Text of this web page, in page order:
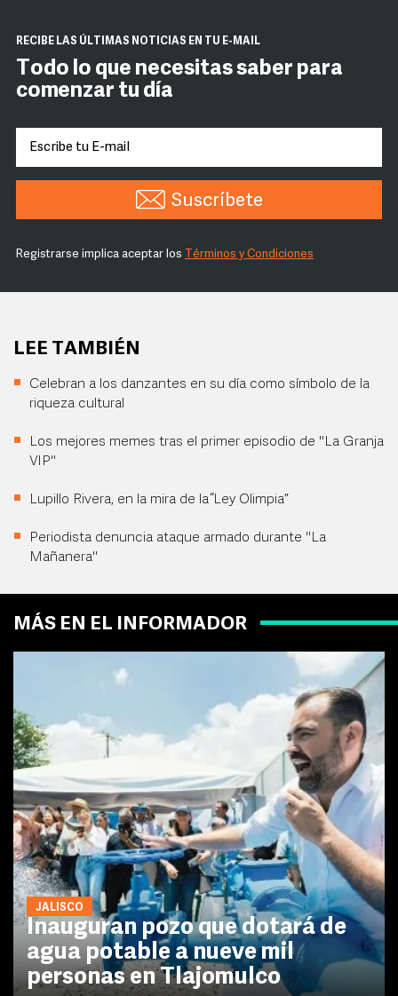
RECIBE LAS ÚLTIMAS NOTICIAS EN TU E-MAIL
Todo lo que necesitas saber para
comenzar tu día
Suscríbete
Registrarse implica aceptar los Términos y Condiciones
LEE TAMBIÉN
Celebran a los danzantes en su día como símbolo de la
riqueza cultural
Los mejores memes tras el primer episodio de "La Granja
VIP"
Lupillo Rivera, en la mira de la “Ley Olimpia”
Periodista denuncia ataque armado durante "La
Mañanera"
MÁS EN EL INFORMADOR
JALISCO
Inauguran pozo que dotará de
agua potable a nueve mil
personas en Tlajomulco